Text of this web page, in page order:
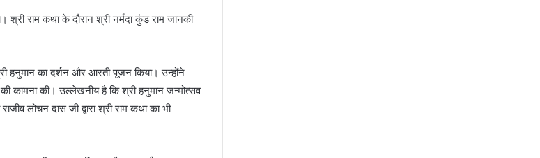
श्री राम कथा के दौरान श्री नर्मदा कुंड राम जानकी
हनुमान का दर्शन और आरती पूजन किया। उन्होंने
कामना की। उल्लेखनीय है कि श्री हनुमान जन्मोत्सव
लोचन दास जी द्वारा श्री राम कथा का भी